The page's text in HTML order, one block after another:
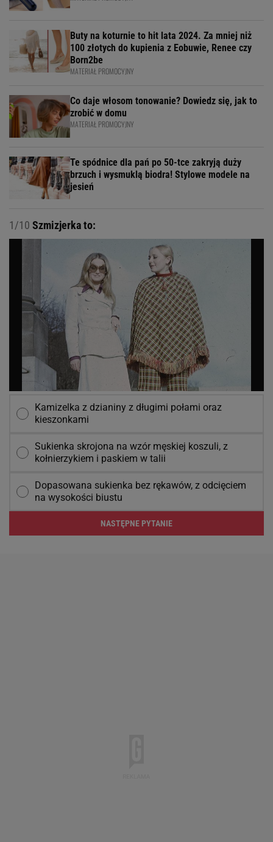
Buty na koturnie to hit lata 2024. Za mniej niż
100 złotych do kupienia z Eobuwie, Renee czy
Born2be
MATERIAŁ PROMOCYJNY
Co daje włosom tonowanie? Dowiedz się, jak to
zrobić w domu
MATERIAŁ PROMOCYJNY
Te spódnice dla pań po 50-tce zakryją duży
brzuch i wysmuklą biodra! Stylowe modele na
jesień
1/10 Szmizjerka to:
Kamizelka z dzianiny z długimi połami oraz
kieszonkami
Sukienka skrojona na wzór męskiej koszuli, z
kołnierzykiem i paskiem w talii
Dopasowana sukienka bez rękawów, z odcięciem
na wysokości biustu
NASTĘPNE PYTANIE